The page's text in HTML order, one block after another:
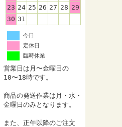
23 24 25 26 27 28 29
30 31
今日
定休日
臨時休業
営業日は月〜金曜日の
10〜18時です。
商品の発送作業は月・水・
金曜日のみとなります。
また、正午以降のご注文